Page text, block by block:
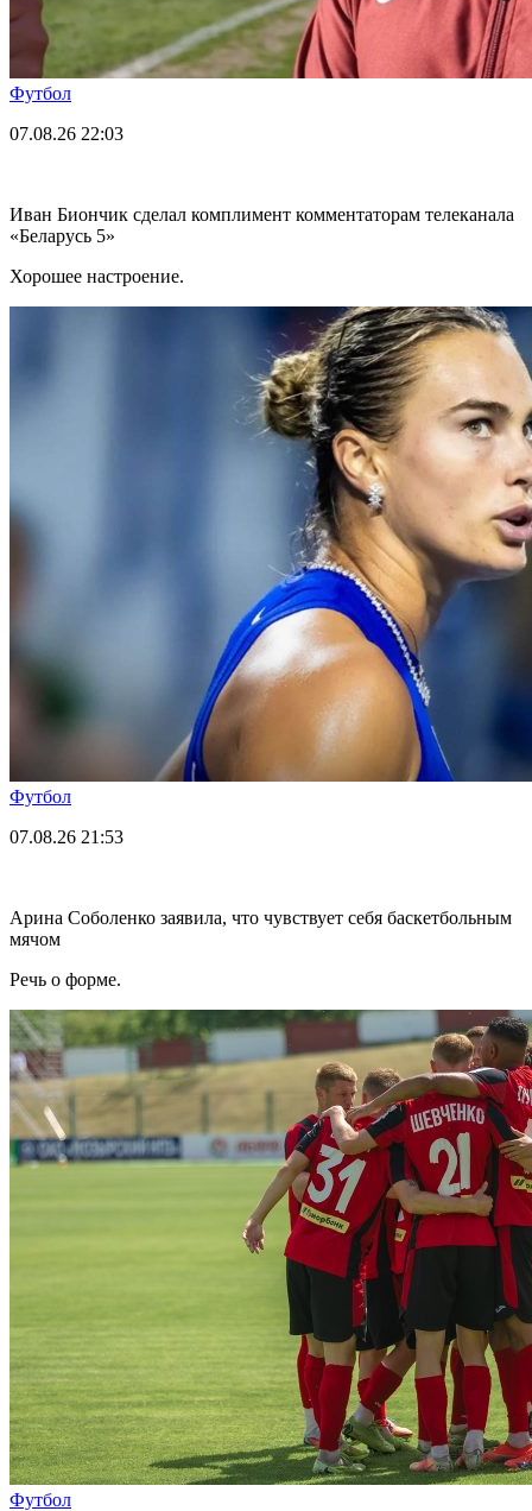
Футбол
07.08.26 22:03
Иван Биончик сделал комплимент комментаторам телеканала
«Беларусь 5»
Хорошее настроение.
Футбол
07.08.26 21:53
Арина Соболенко заявила, что чувствует себя баскетбольным
мячом
Речь о форме.
Футбол